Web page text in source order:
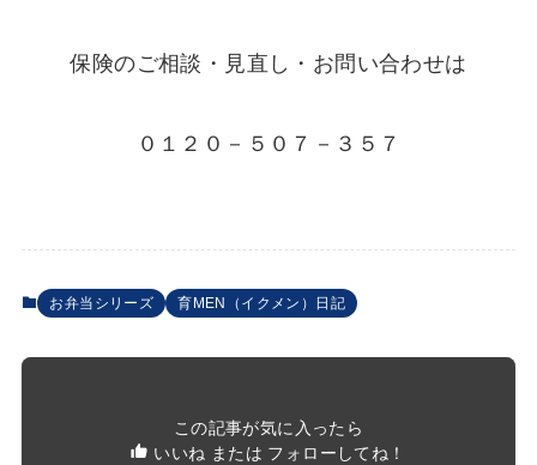
保険のご相談・見直し・お問い合わせは
０１２０－５０７－３５７
お弁当シリーズ 育MEN（イクメン）日記
この記事が気に入ったら
いいね または フォローしてね！